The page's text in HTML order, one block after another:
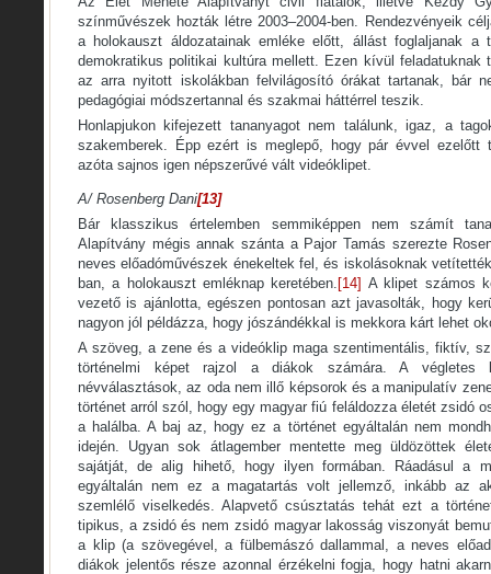
színművészek hozták létre 2003–2004-ben. Rendezvényeik
a holokauszt áldozatainak emléke előtt, állást foglaljanak a
demokratikus politikai kultúra mellett. Ezen kívül feladatuknak
az arra nyitott iskolákban felvilágosító órákat tartanak, bár
pedagógiai módszertannal és szakmai háttérrel teszik.
Honlapjukon kifejezett tananyagot nem találunk, igaz, a
szakemberek. Épp ezért is meglepő, hogy pár évvel ezelőtt
azóta sajnos igen népszerűvé vált videóklipet.
A/ Rosenberg Dani[13]
Bár klasszikus értelemben semmiképpen nem számít
Alapítvány mégis annak szánta a Pajor Tamás szerezte
neves előadóművészek énekeltek fel, és iskolásoknak
ban, a holokauszt emléknap keretében. [14] A klipet számos
vezető is ajánlotta, egészen pontosan azt javasolták, hogy
nagyon jól példázza, hogy jószándékkal is mekkora kárt lehet
A szöveg, a zene és a videóklip maga szentimentális, fiktív,
történelmi képet rajzol a diákok számára. A végletes
névválasztások, az oda nem illő képsorok és a manipulatív
történet arról szól, hogy egy magyar fiú feláldozza életét zsidó
a halálba. A baj az, hogy ez a történet egyáltalán nem
idején. Ugyan sok átlagember mentette meg üldözöttek
sajátját, de alig hihető, hogy ilyen formában. Ráadásul a
egyáltalán nem ez a magatartás volt jellemző, inkább az
szemlélő viselkedés. Alapvető csúsztatás tehát ezt a
tipikus, a zsidó és nem zsidó magyar lakosság viszonyát
a klip (a szövegével, a fülbemászó dallammal, a neves
diákok jelentős része azonnal érzékelni fogja, hogy hatni